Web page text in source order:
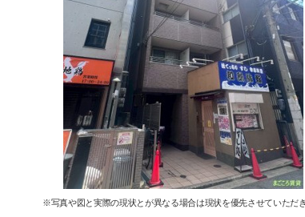
※写真や図と実際の現状とが異なる場合は現状を優先させていただ